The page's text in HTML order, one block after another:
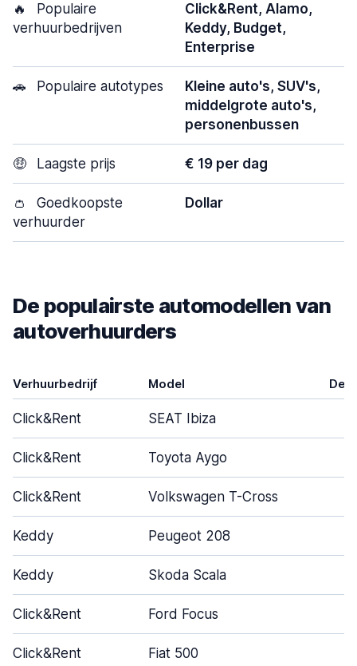
🔥
Populaire
verhuurbedrijven
Click&Rent, Alamo,
Keddy, Budget,
Enterprise
🚗 Populaire autotypes
Kleine auto's, SUV's,
middelgrote auto's,
personenbussen
🤑 Laagste prijs € 19 per dag
👛
Goedkoopste
verhuurder
Dollar
De populairste automodellen van
autoverhuurders
Verhuurbedrijf Model
Click&Rent SEAT Ibiza
Click&Rent Toyota Aygo
Click&Rent Volkswagen T-Cross
Keddy Peugeot 208
Keddy Skoda Scala
Click&Rent Ford Focus
Click&Rent Fiat 500